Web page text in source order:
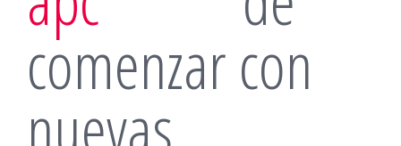
comenzar con
nuevas